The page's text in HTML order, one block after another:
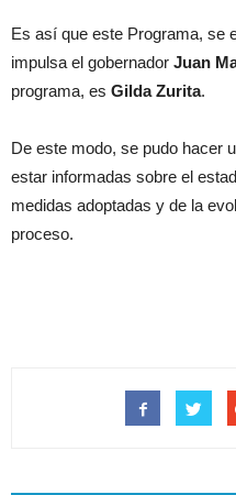
Es así que este Programa, se
impulsa el gobernador Juan
programa, es Gilda Zurita.
De este modo, se pudo hacer
estar informadas sobre el
medidas adoptadas y de la
proceso.